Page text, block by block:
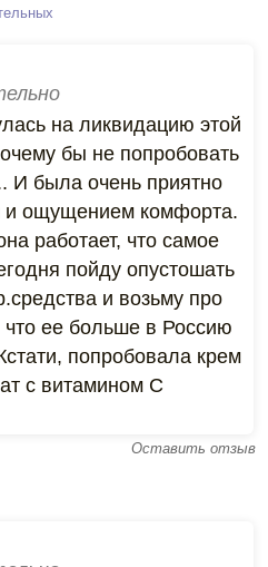
на ликвидацию этой
бы не попробовать
И была очень приятно
и ощущением комфорта.
работает, что самое
пойду опустошать
и возьму про
ее больше в Россию
попробовала крем
с витамином С
Оставить отзыв